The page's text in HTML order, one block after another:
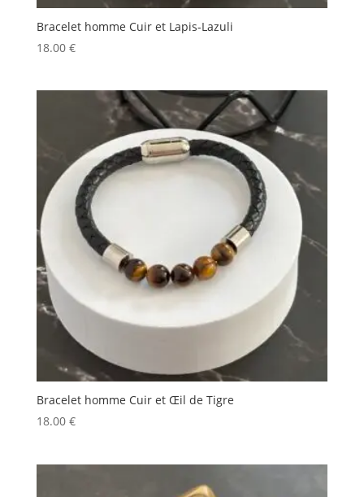
Bracelet homme Cuir et Lapis-Lazuli
18.00 €
Bracelet homme Cuir et Œil de Tigre
18.00 €